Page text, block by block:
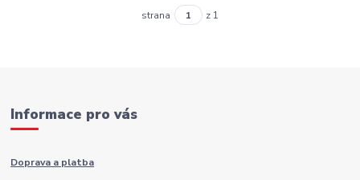
strana z 1
Informace pro vás
Doprava a platba